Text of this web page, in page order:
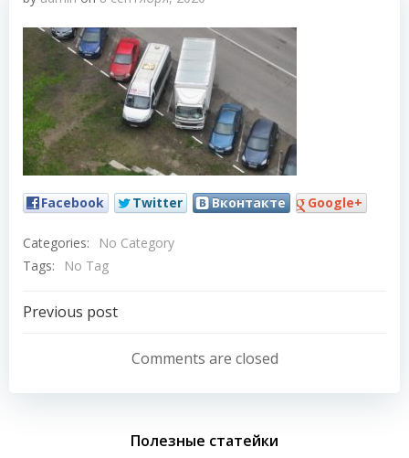
Facebook Twitter Вконтакте Google+
Categories:
No Category
Tags:
No Tag
Навигация
записям
Previous post
Comments are closed
Полезные статейки